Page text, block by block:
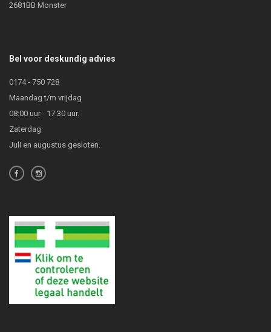
2681BB Monster
Bel voor deskundig advies
0174 - 750 728
Maandag t/m vrijdag
08:00 uur - 17:30 uur.
Zaterdag
Juli en augustus gesloten.